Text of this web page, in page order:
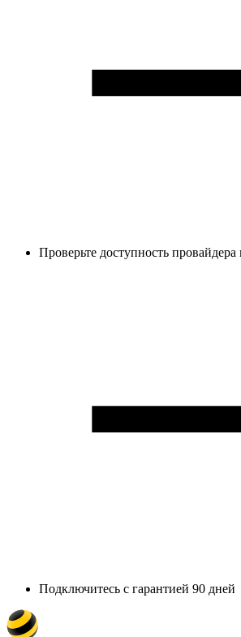
Проверьте доступность
Подключитесь с гарантией 90 дней